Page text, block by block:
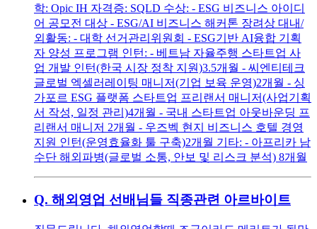
학: Opic IH 자격증: SQLD 수상: - ESG 비즈니스 아이디
어 공모전 대상 - ESG/AI 비즈니스 해커톤 장려상 대내/
외활동: - 대학 선거관리위원회 - ESG기반 AI융합 기획
자 양성 프로그램 인턴: - 베트남 자율주행 스타트업 사
업 개발 인턴(한국 시장 정착 지원)3.5개월 - 씨엔티테크
글로벌 엑셀러레이팅 매니저(기업 보육 운영)2개월 - 싱
가포르 ESG 플랫폼 스타트업 프리랜서 매니저(사업기획
서 작성, 일정 관리)4개월 - 국내 스타트업 아웃바운딩 프
리랜서 매니저 2개월 - 우즈벡 현지 비즈니스 호텔 경영
지원 인턴(운영효율화 툴 구축)2개월 기타: - 아프리카 남
수단 해외파병(글로벌 소통, 안보 및 리스크 분석) 8개월
Q. 해외영업 선배님들 직종관련 아르바이트